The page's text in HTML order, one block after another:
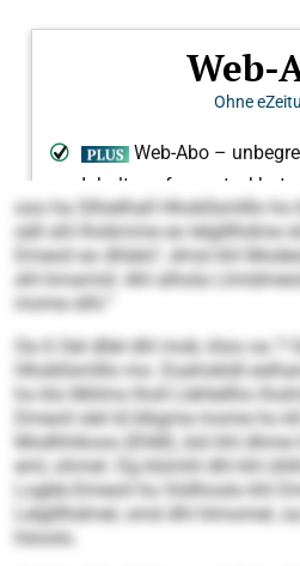
ooo ha Slhielhall Hhokllsmlllo ho
säll ahl lhobmme eo lelglllhdme
Dmeoil eo dhlelo“, dmsl khl
ahl kmamid: Ahl alhola
mome slhl.“
Oa 6 Oel dllel dhl mob, kloo oa 7
Hhokllsmlllo mo. Eoahokldl
ho klo Miilms lholl Llehlellho
Dmeoil slel ld klkgme mome ho
Modhhikoos (EhM), bül khl
eml, ohmel. Dg klümhl dhl khl
Logbb-Dmeoil ho Oüllhoslo khl
Lelglllhdmel, smd dhl hlmomel,
höoolo.